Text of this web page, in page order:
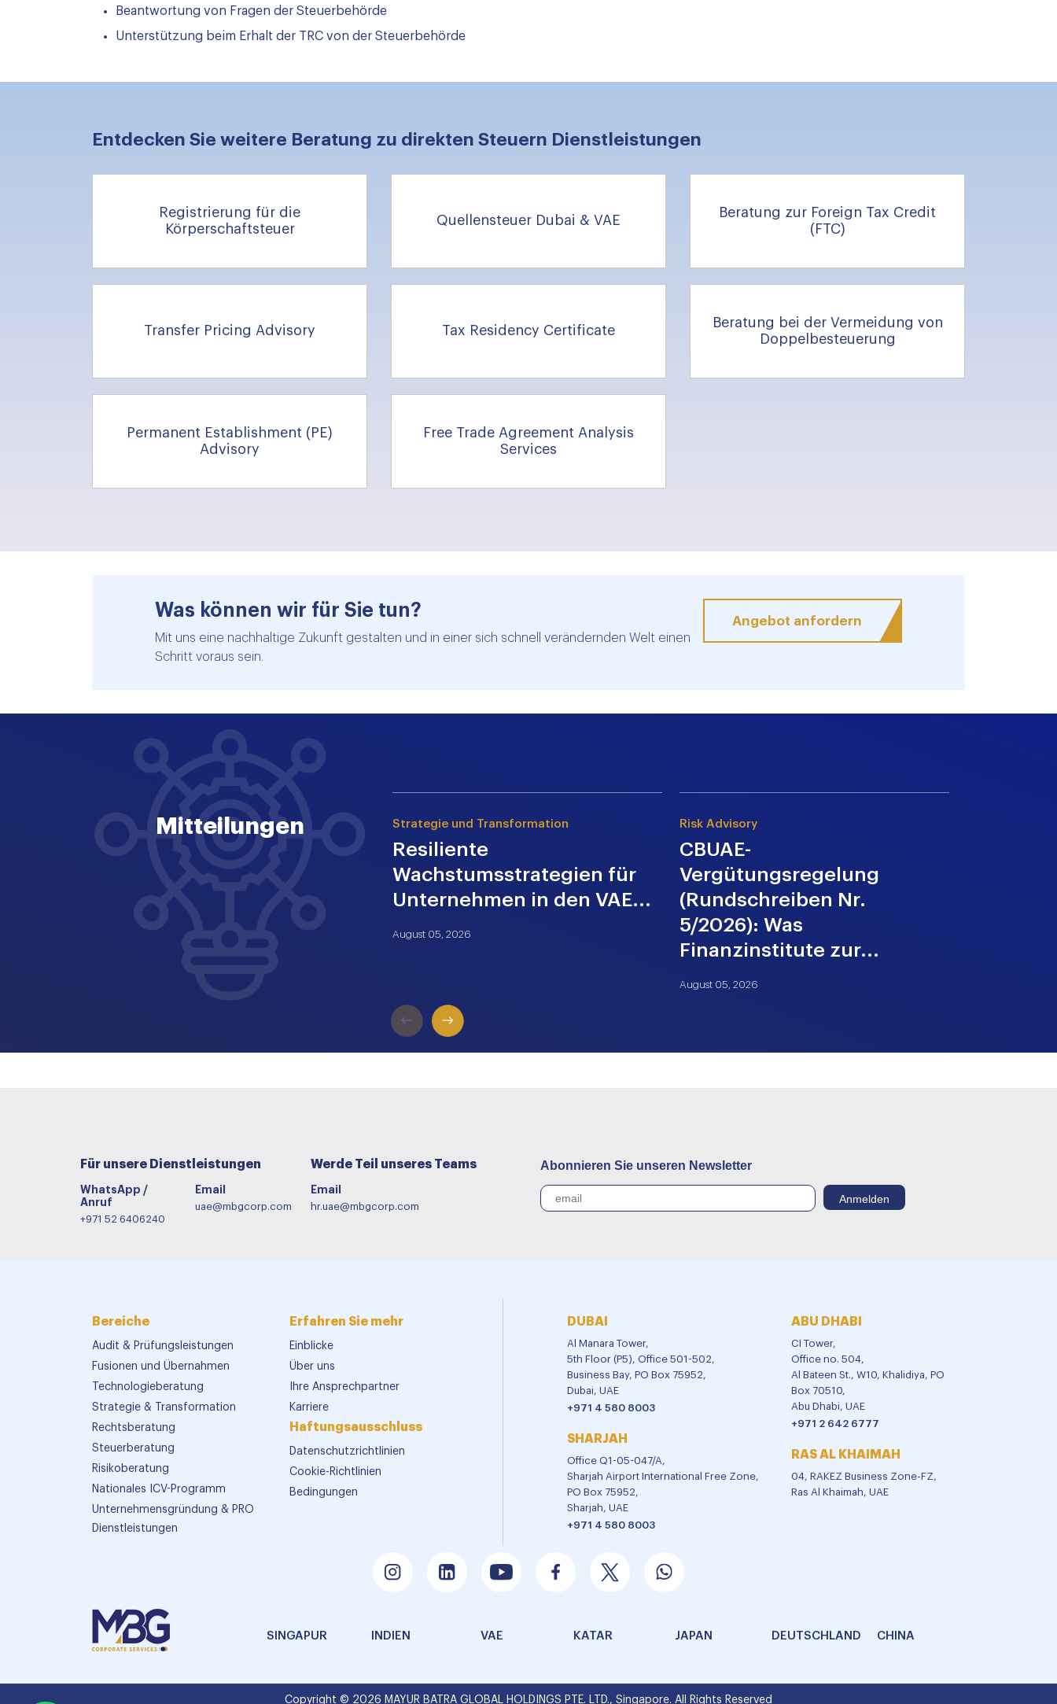
Beantwortung von Fragen der Steuerbehörde
Unterstützung beim Erhalt der TRC von der Steuerbehörde
Entdecken Sie weitere Beratung zu direkten Steuern Dienstleistungen
Registrierung für die
Körperschaftsteuer
Quellensteuer Dubai & VAE
Beratung zur Foreign Tax Credit
(FTC)
Transfer Pricing Advisory Tax Residency Certificate
Beratung bei der Vermeidung von
Doppelbesteuerung
Permanent Establishment (PE)
Advisory
Free Trade Agreement Analysis
Services
Was können wir für Sie tun?
Mit uns eine nachhaltige Zukunft gestalten und in einer sich schnell verändernden Welt einen
Schritt voraus sein.
Angebot anfordern
Mitteilungen Strategie und Transformation
Resiliente
Wachstumsstrategien für
Unternehmen in den VAE...
August 05, 2026
Risk Advisory
CBUAE-
Vergütungsregelung
(Rundschreiben Nr.
5/2026): Was
Finanzinstitute zur...
August 05, 2026
Für unsere Dienstleistungen
WhatsApp /
Anruf
+971 52 6406240
Email
uae@mbgcorp.com
Werde Teil unseres Teams
Email
hr.uae@mbgcorp.com
Abonnieren Sie unseren Newsletter
Bereiche
Audit & Prüfungsleistungen
Fusionen und Übernahmen
Technologieberatung
Strategie & Transformation
Rechtsberatung
Steuerberatung
Risikoberatung
Nationales ICV-Programm
Unternehmensgründung & PRO
Dienstleistungen
Erfahren Sie mehr
Einblicke
Über uns
Ihre Ansprechpartner
Karriere
Haftungsausschluss
Datenschutzrichtlinien
Cookie-Richtlinien
Bedingungen
DUBAI
Al Manara Tower,
5th Floor (P5), Office 501-502,
Business Bay, PO Box 75952,
Dubai, UAE
+971 4 580 8003
SHARJAH
Office Q1-05-047/A,
Sharjah Airport International Free Zone,
PO Box 75952,
Sharjah, UAE
+971 4 580 8003
ABU DHABI
CI Tower,
Office no. 504,
Al Bateen St., W10, Khalidiya, PO
Box 70510,
Abu Dhabi, UAE
+971 2 642 6777
RAS AL KHAIMAH
04, RAKEZ Business Zone-FZ,
Ras Al Khaimah, UAE
SINGAPUR INDIEN VAE KATAR JAPAN DEUTSCHLAND CHINA
Copyright © 2026 MAYUR BATRA GLOBAL HOLDINGS PTE. LTD., Singapore. All Rights Reserved